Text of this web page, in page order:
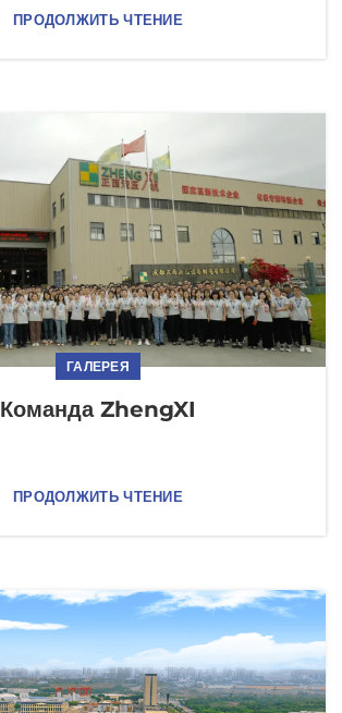
ПРОДОЛЖИТЬ ЧТЕНИЕ
ГАЛЕРЕЯ
Команда ZhengXI
ПРОДОЛЖИТЬ ЧТЕНИЕ